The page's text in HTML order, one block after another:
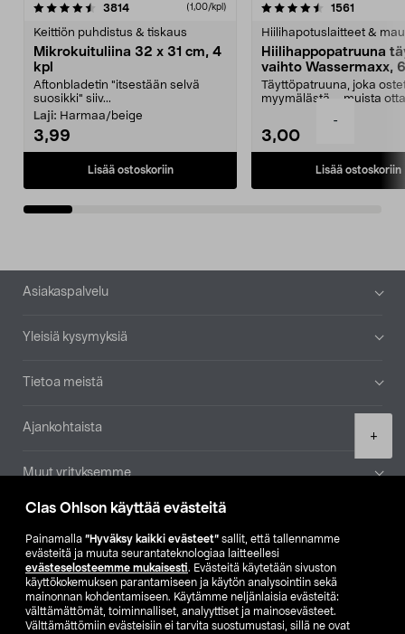
Clas Ohlson käyttää evästeitä
Painamalla ”Hyväksy kaikki evästeet” sallit, että tallennamme
evästeitä ja muuta seurantateknologiaa laitteellesi
evästeselosteemme mukaisesti. Evästeitä käytetään sivuston
käyttökokemuksen parantamiseen ja käytön analysointiin sekä
mainonnan kohdentamiseen. Käytämme neljänlaisia evästeitä:
välttämättömät, toiminnalliset, analyyttiset ja mainosevästeet.
Välttämättömiin evästeisiin ei tarvita suostumustasi, sillä ne ovat
-
+
3814arvostelut (1,00/kpl)
Keittiön puhdistus & tiskaus
Mikrokuituliina 32 x 31 cm, 4
kpl
Aftonbladetin "itsestään selvä
suosikki" siiv...
Laji: Harmaa/beige
3,99
Lisää ostoskoriin
4.5viidestä
1561
Hiilihapotuslaitteet &
Hiilihappopatruuna
vaihto Wassermaxx,
Täyttöpatruuna, joka
myymälästä – muista
3,00
Lisää ostoskoriin
4.5viidestä
Alatunniste
Asiakaspalvelu
Yleisiä kysymyksiä
Tietoa meistä
Ajankohtaista
Muut yrityksemme
Etsi myymälä
SE NO FI
FI SV